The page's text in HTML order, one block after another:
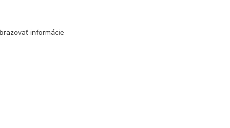
informácie